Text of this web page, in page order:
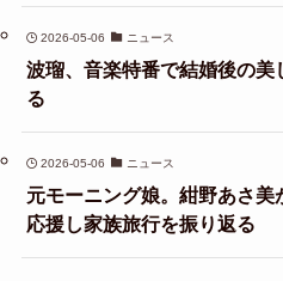
2026-05-06 ニュース
波瑠、音楽特番で結婚後の
る
2026-05-06 ニュース
元モーニング娘。紺野あさ
応援し家族旅行を振り返る